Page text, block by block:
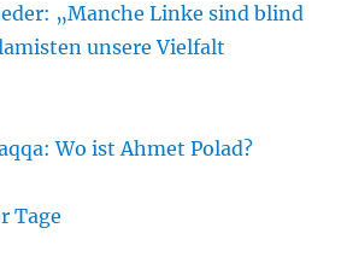
„Manche Linke sind blind
unsere Vielfalt
Wo ist Ahmet Polad?
Tage